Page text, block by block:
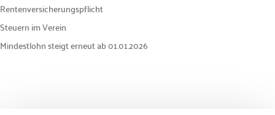
Rentenversicherungspflicht
Steuern im Verein
Mindestlohn steigt erneut ab 01.01.2026